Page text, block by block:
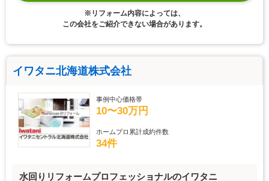
※リフォーム内容によっては、
この会社をご紹介できない場合があります。
イワタニ北海道株式会社
事例中心価格帯
10〜30万円
ホームプロ累計成約件数
34件
水回りリフォームプロフェッショナルのイワタニ